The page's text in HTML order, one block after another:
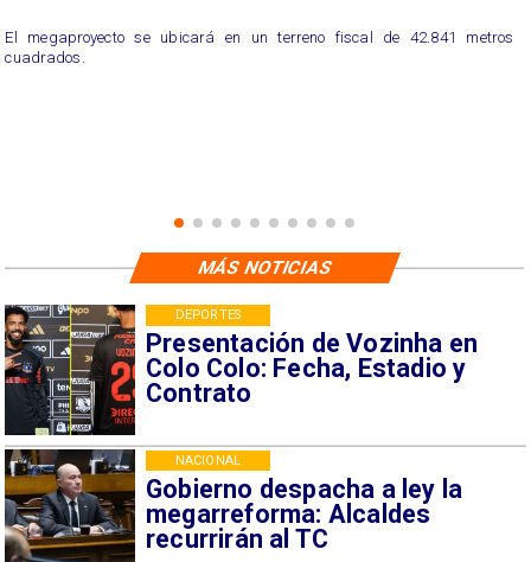
El megaproyecto se ubicará en un terreno fiscal de 42.841 metros
cuadrados.
Presentación de Vozinha en
Colo Colo: Fecha, Estadio y
Contrato
DEPORTES
Gobierno despacha a ley la
megarreforma: Alcaldes
recurrirán al TC
NACIONAL
MÁS NOTICIAS